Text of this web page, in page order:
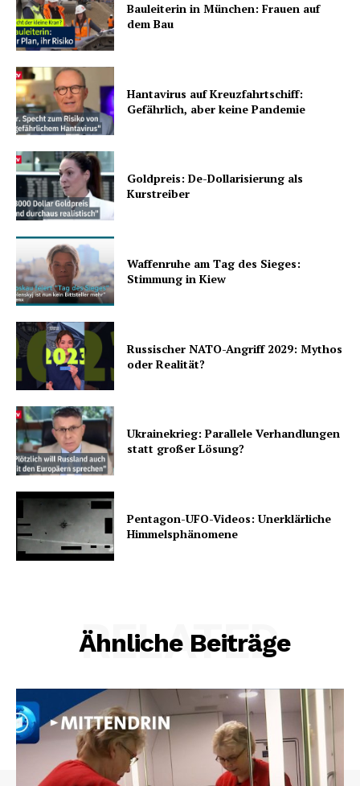
Bauleiterin in München: Frauen auf
dem Bau
Hantavirus auf Kreuzfahrtschiff:
Gefährlich, aber keine Pandemie
Goldpreis: De-Dollarisierung als
Kurstreiber
Waffenruhe am Tag des Sieges:
Stimmung in Kiew
Russischer NATO-Angriff 2029: Mythos
oder Realität?
Ukrainekrieg: Parallele Verhandlungen
statt großer Lösung?
Pentagon-UFO-Videos: Unerklärliche
Himmelsphänomene
Ähnliche Beiträge
RELATED